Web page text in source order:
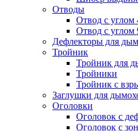
Отводы
Отвод с углом
Отвод с углом
Дефлекторы для
Тройник
Тройник для
Тройники
Тройник с
Заглушки для
Оголовки
Оголовок с
Оголовок с